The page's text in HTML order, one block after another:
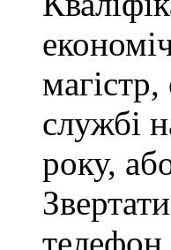
службі
року,